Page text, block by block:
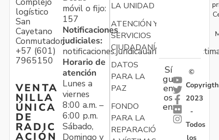
logístico
San
Cayetano
Conmutador:
+57 (601)
7965150
VENTA
NILLA
ÚNICA
DE
RADIC
ACIÓN
móvil o fijo:
157
Notificaciones
judiciales:
Horario de
atención
Lunes a
viernes
8:00 a.m. –
6:00 p.m.
Sábado,
Domingo y
LA UNIDAD
ATENCIÓN Y
SERVICIOS
CIUDADANÍA
DATOS
PARA LA
PAZ
FONDO
PARA LA
REPARACIÓN
Sí
gu
en
os
en:
©
Copyrigth
2023
-
Todos
los